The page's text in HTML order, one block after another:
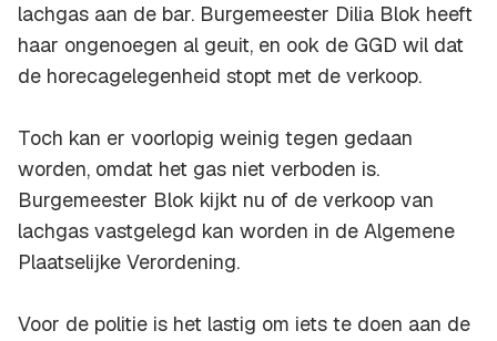
lachgas aan de bar. Burgemeester Dilia Blok heeft
haar ongenoegen al geuit, en ook de GGD wil dat
de horecagelegenheid stopt met de verkoop.
Toch kan er voorlopig weinig tegen gedaan
worden, omdat het gas niet verboden is.
Burgemeester Blok kijkt nu of de verkoop van
lachgas vastgelegd kan worden in de Algemene
Plaatselijke Verordening.
Voor de politie is het lastig om iets te doen aan de